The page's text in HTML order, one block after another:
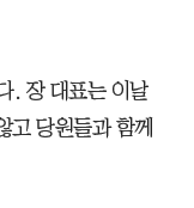
. 장 대표는 이날
고 당원들과 함께